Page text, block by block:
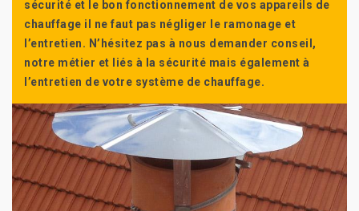
sécurité et le bon fonctionnement de vos appareils de
chauffage il ne faut pas négliger le ramonage et
l’entretien. N’hésitez pas à nous demander conseil,
notre métier et liés à la sécurité mais également à
l’entretien de votre système de chauffage.